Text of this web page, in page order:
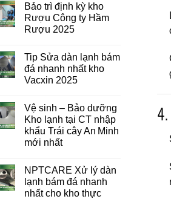
Bảo trì định kỳ kho
Rượu Công ty Hầm
Rượu 2025
Tip Sửa dàn lạnh bám
đá nhanh nhất kho
Vacxin 2025
Vệ sinh – Bảo dưỡng
Kho lạnh tại CT nhập
khẩu Trái cây An Minh
mới nhất
NPTCARE Xử lý dàn
lạnh bám đá nhanh
nhất cho kho thực